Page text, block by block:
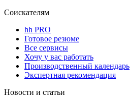
Соискателям
hh PRO
Готовое резюме
Все сервисы
Хочу у вас работать
Производственный календарь
Экспертная рекомендация
Новости и статьи